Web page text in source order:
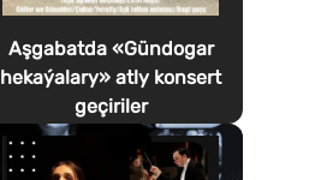
Aşgabatda «Gündogar
hekaýalary» atly konsert
geçiriler